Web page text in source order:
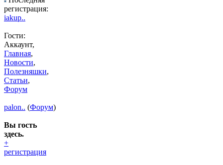
регистрация:
iakup..
Гости:
Аккаунт,
Главная,
Новости,
Полезняшки,
Статьи,
Форум
palon.. (Форум)
Вы гость
здесь.
+
регистрация